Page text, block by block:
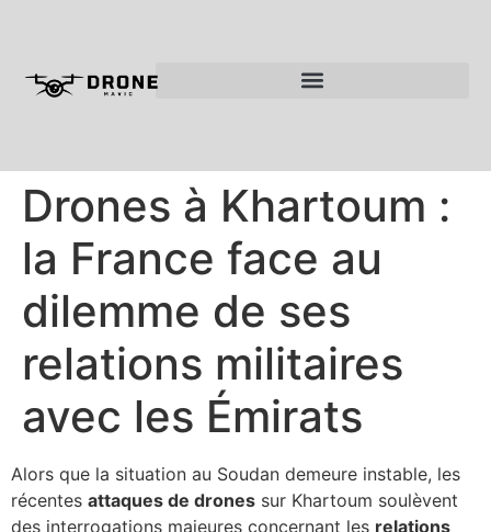
Drones à Khartoum :
la France face au
dilemme de ses
relations militaires
avec les Émirats
Alors que la situation au Soudan demeure instable, les
récentes attaques de drones sur Khartoum soulèvent
des interrogations majeures concernant les relations